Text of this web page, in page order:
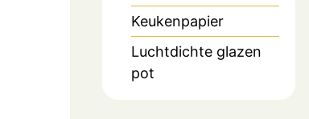
Keukenpapier
Luchtdichte glazen
pot